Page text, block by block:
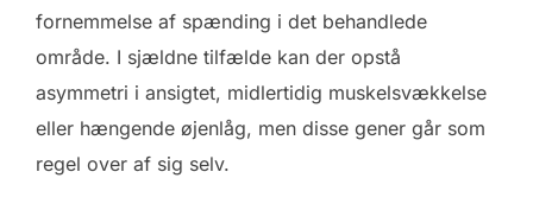
fornemmelse af spænding i det behandlede
område. I sjældne tilfælde kan der opstå
asymmetri i ansigtet, midlertidig muskelsvækkelse
eller hængende øjenlåg, men disse gener går som
regel over af sig selv.